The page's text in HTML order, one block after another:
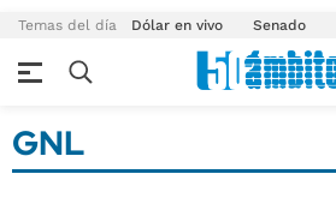
Temas del día Dólar en vivo Senado
GNL